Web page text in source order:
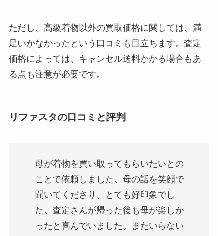
ただし、高級着物以外の買取価格に関しては、満
足いかなかったという口コミも目立ちます。査定
価格によっては、キャンセル送料かかる場合もあ
る点も注意が必要です。
リファスタの口コミと評判
母が着物を買い取ってもらいたいとの
ことで依頼しました。母の話を笑顔で
聞いてくださり、とても好印象でし
た。査定さんが帰った後も母が楽しか
ったと喜んでいました。またいらない